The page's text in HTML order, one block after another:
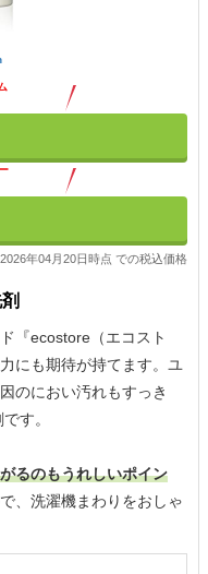
年04月20日時点 での税込価格
『ecostore（エコスト
にも期待が持てます。ユ
のにおい汚れもすっき
す。
るのもうれしいポイン
、洗濯機まわりをおしゃ